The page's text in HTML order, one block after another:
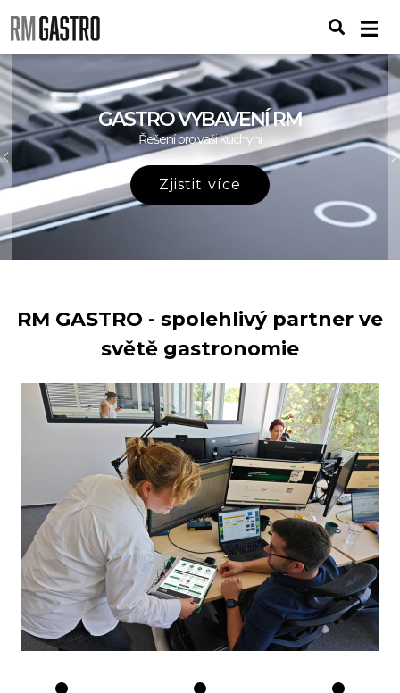
GASTRO VYBAVENÍ RM
Řešení pro vaši kuchyni
Zjistit více
Previous
RM GASTRO - spolehlivý partner ve
světě gastronomie